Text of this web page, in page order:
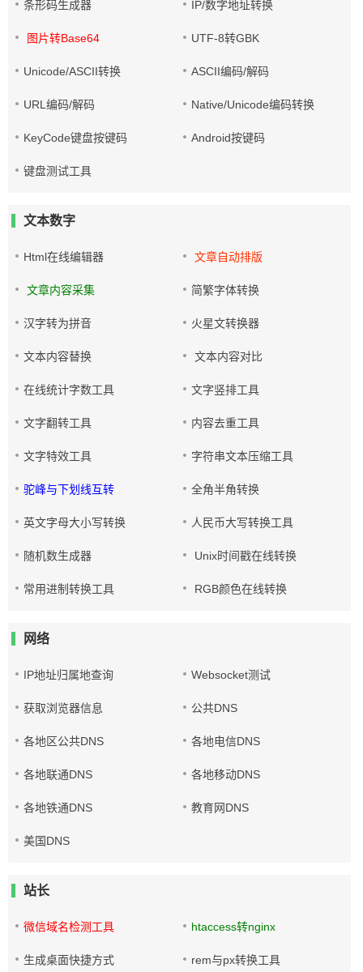
条形码生成器 IP/数字地址转换
图片转Base64 UTF-8转GBK
Unicode/ASCII转换 ASCII编码/解码
URL编码/解码 Native/Unicode编码转换
KeyCode键盘按键码 Android按键码
键盘测试工具
文本数字
Html在线编辑器 文章自动排版
文章内容采集 简繁字体转换
汉字转为拼音 火星文转换器
文本内容替换 文本内容对比
在线统计字数工具 文字竖排工具
文字翻转工具 内容去重工具
文字特效工具 字符串文本压缩工具
驼峰与下划线互转 全角半角转换
英文字母大小写转换 人民币大写转换工具
随机数生成器 Unix时间戳在线转换
常用进制转换工具 RGB颜色在线转换
网络
IP地址归属地查询 Websocket测试
获取浏览器信息 公共DNS
各地区公共DNS 各地电信DNS
各地联通DNS 各地移动DNS
各地铁通DNS 教育网DNS
美国DNS
站长
微信域名检测工具 htaccess转nginx
生成桌面快捷方式 rem与px转换工具